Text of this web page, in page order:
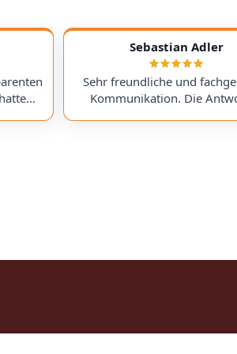
ein
I
Sebastian Adler
Sehr freundliche und
Kommunikation. Die